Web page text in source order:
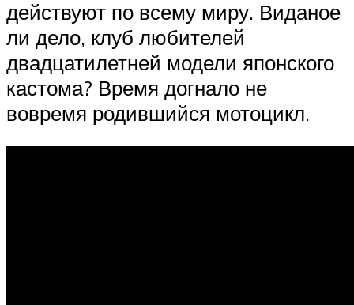
действуют по всему миру. Виданое
ли дело, клуб любителей
двадцатилетней модели японского
кастома? Время догнало не
вовремя родившийся мотоцикл.